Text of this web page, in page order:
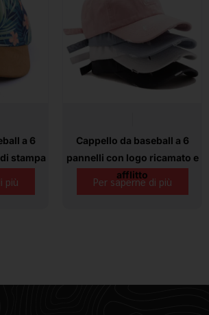
a 6
stampa
più
Cappello da baseball a 6
pannelli con logo ricamato e
afflitto
Per saperne di più